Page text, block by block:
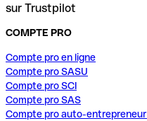
sur Trustpilot
COMPTE PRO
Compte pro en ligne
Compte pro SASU
Compte pro SCI
Compte pro SAS
Compte pro auto-entrepreneur